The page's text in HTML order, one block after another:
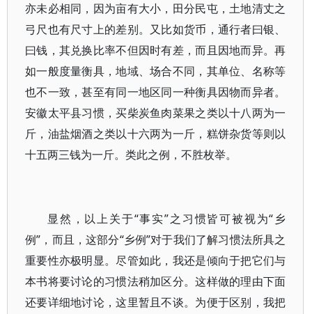
亦未必相同，因为亩有大小，田分民屯，土地清丈之
弓尺也有尺寸上的差别。又比如货币，通行者曰银、
曰钱，其兑换比率不但因时有差，而且因地而异。再
如一般度量衡具，地域、场合不同，其单位、名称等
也不一致，甚至有同一地区同一种衡具因物而异者。
安徽太平县习惯，买柴炭鱼肉菜果之类以十八两为一
斤，油盐烟酒之类以十六两为一斤，糕饼杂货等则以
十五两三钱为一斤。类此之例，不胜枚举。
显然，以上关于“事实”之习惯皆可被视为“乡
例”，而且，这部分“乡例”对于我们了解习惯法所具之
重要性亦极明显。尽管如此，我还是倾向于把它们与
本书将要讨论的习惯法稍加区分。这样做的理由下面
还要详细地讨论，这里暂且不谈。为便于区别，我把